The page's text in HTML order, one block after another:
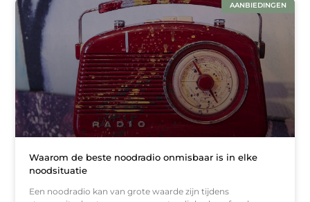
AANBIEDINGEN
Waarom de beste noodradio onmisbaar is in elke
noodsituatie
Een noodradio kan van grote waarde zijn tijdens